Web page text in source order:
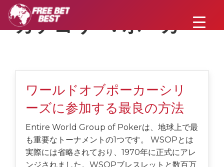
カテゴリー:ポーカー
ワールドオブポーカーシリ
ーズに参加する最良の方法
Entire World Group of Pokerは、地球上で最
も重要なトーナメントの1つです。 WSOPとは
実際には省略されており、1970年に正式にアレ
ンジされました。WSOPブレスレットと数百万